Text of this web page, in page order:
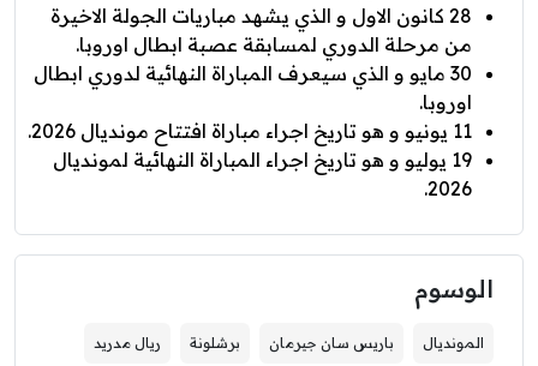
28 كانون الاول و الذي يشهد مباريات الجولة الاخيرة
من مرحلة الدوري لمسابقة عصبة ابطال اوروبا.
30 مايو و الذي سيعرف المباراة النهائية لدوري ابطال
اوروبا.
11 يونيو و هو تاريخ اجراء مباراة افتتاح مونديال 2026.
19 يوليو و هو تاريخ اجراء المباراة النهائية لمونديال
2026.
الوسوم
المونديال باريس سان جيرمان برشلونة ريال مدريد